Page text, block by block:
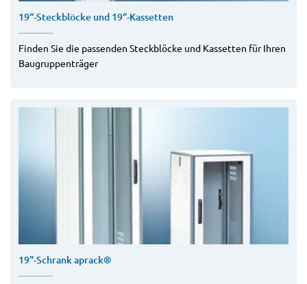
19“-Steckblöcke und 19“-Kassetten
Finden Sie die passenden Steckblöcke und Kassetten für Ihren
Baugruppenträger
19"-Schrank aprack®